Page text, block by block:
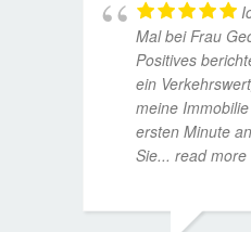
Mal bei Frau
Positives
ein
meine
ersten Minute
Sie... read more